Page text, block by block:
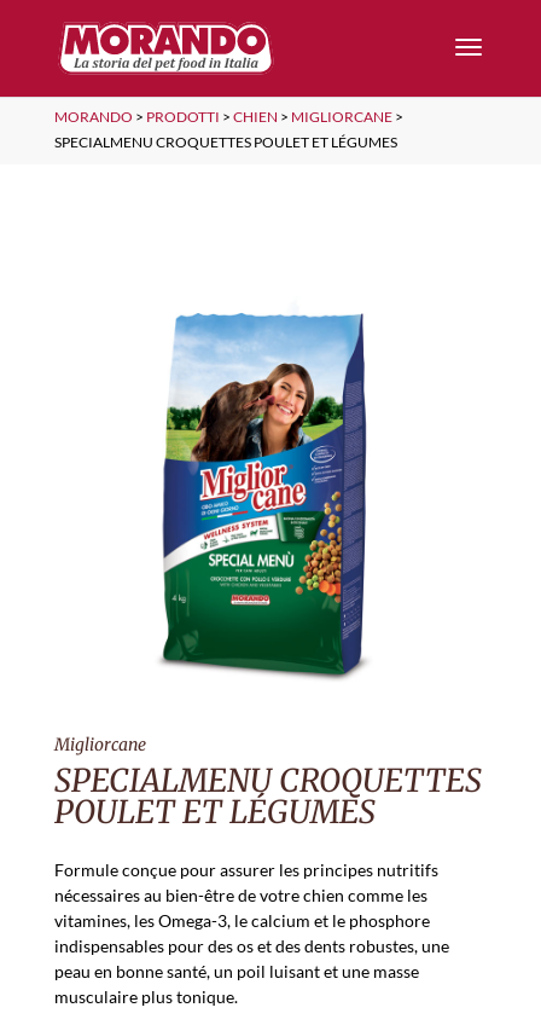
MORANDO > PRODOTTI > CHIEN > MIGLIORCANE>
SPECIALMENU CROQUETTES POULET ET LÉGUMES
Migliorcane
SPECIALMENU CROQUETTES
POULET ET LÉGUMES
Formule conçue pour assurer les principes nutritifs
nécessaires au bien-être de votre chien comme les
vitamines, les Omega-3, le calcium et le phosphore
indispensables pour des os et des dents robustes, une
peau en bonne santé, un poil luisant et une masse
musculaire plus tonique.